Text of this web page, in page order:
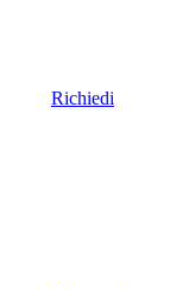
Richiedi